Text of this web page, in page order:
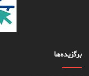
برگزیده‌ها